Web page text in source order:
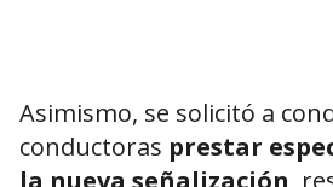
Asimismo, se solicitó a
conductoras prestar
la nueva señalización,